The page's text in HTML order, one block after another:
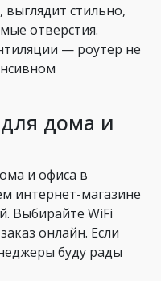
стильно,
отверстия.
— роутер не
дома и
и офиса в
интернет-магазине
Выбирайте WiFi
онлайн. Если
буду рады